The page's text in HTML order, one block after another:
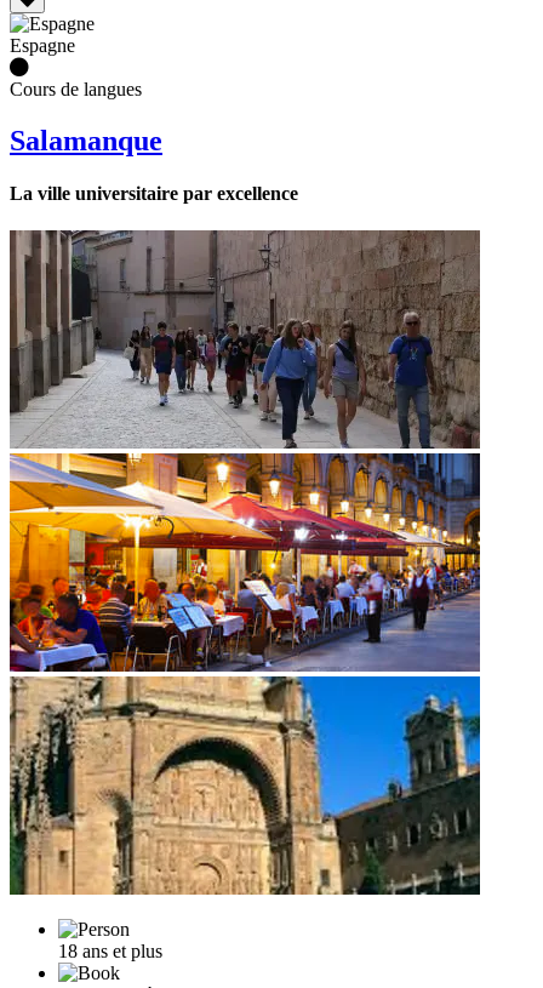
Espagne
Cours de langues
Salamanque
La ville universitaire par excellence
18 ans et plus